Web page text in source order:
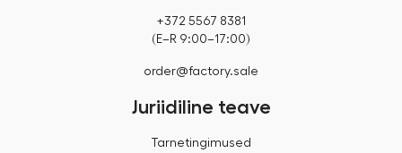
+372 5567 8381
(E–R 9:00–17:00)
order@factory.sale
Juriidiline teave
Tarnetingimused